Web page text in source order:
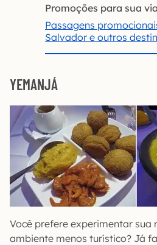
Promoções para sua
Passagens
Salvador e outros
YEMANJÁ
Você prefere experimentar sua
ambiente menos turístico? Já